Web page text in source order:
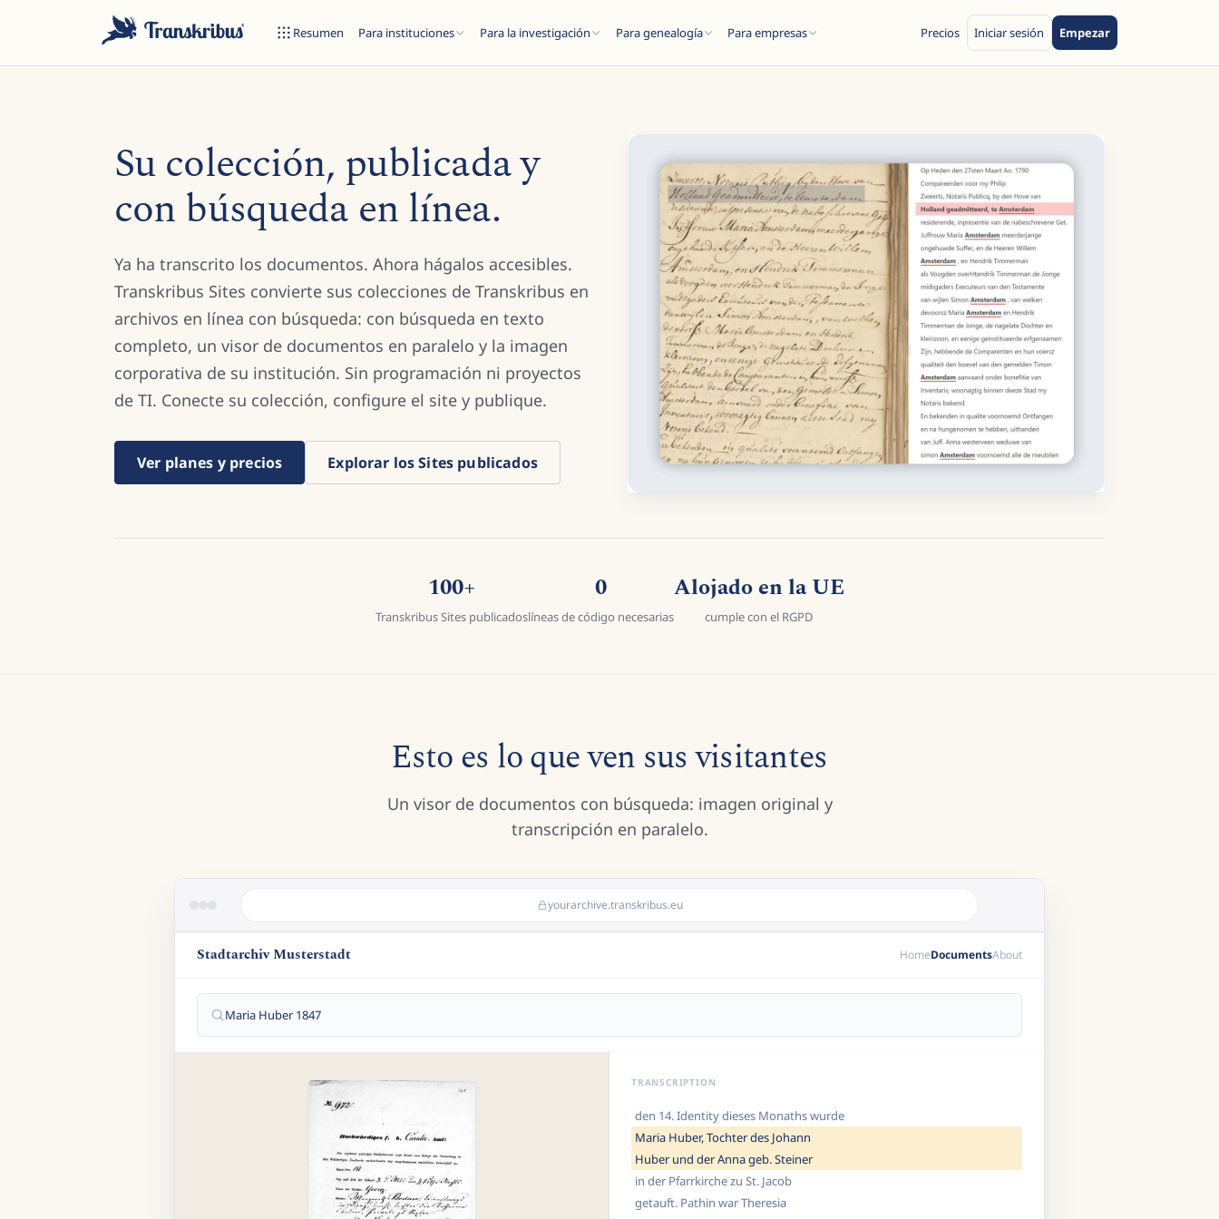
Resumen Para instituciones Para la investigación Para genealogía Para empresas Precios Iniciar sesión Empezar
Empiece a escribir para buscar entre modelos, sites y artículos del blog...
Su colección, publicada y
con búsqueda en línea.
Ya ha transcrito los documentos. Ahora hágalos accesibles.
Transkribus Sites convierte sus colecciones de Transkribus en
archivos en línea con búsqueda: con búsqueda en texto
completo, un visor de documentos en paralelo y la imagen
corporativa de su institución. Sin programación ni proyectos
de TI. Conecte su colección, configure el site y publique.
Ver planes y precios Explorar los Sites publicados
100+
Transkribus Sites publicados
0
líneas de código necesarias
Alojado en la UE
cumple con el RGPD
Esto es lo que ven sus visitantes
Un visor de documentos con búsqueda: imagen original y
transcripción en paralelo.
yourarchive.transkribus.eu
Stadtarchiv Musterstadt HomeDocumentsAbout
Maria Huber 1847
TRANSCRIPTION
den 14. Identity dieses Monaths wurde
Maria Huber, Tochter des Johann
Huber und der Anna geb. Steiner
in der Pfarrkirche zu St. Jacob
getauft. Pathin war Theresia